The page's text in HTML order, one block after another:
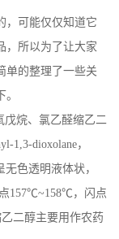
，可能仅仅知道它
，所以为了让大家
单的整理了一些关
戊烷、氯乙醛缩乙二
1,3-dioxolane，
无色透明液体状，
157℃~158℃，闪点
二醇主要用作农药